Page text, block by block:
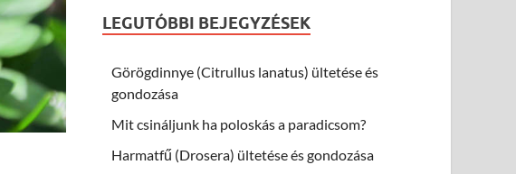
LEGUTÓBBI BEJEGYZÉSEK
Görögdinnye (Citrullus lanatus) ültetése és
gondozása
Mit csináljunk ha poloskás a paradicsom?
Harmatfű (Drosera) ültetése és gondozása